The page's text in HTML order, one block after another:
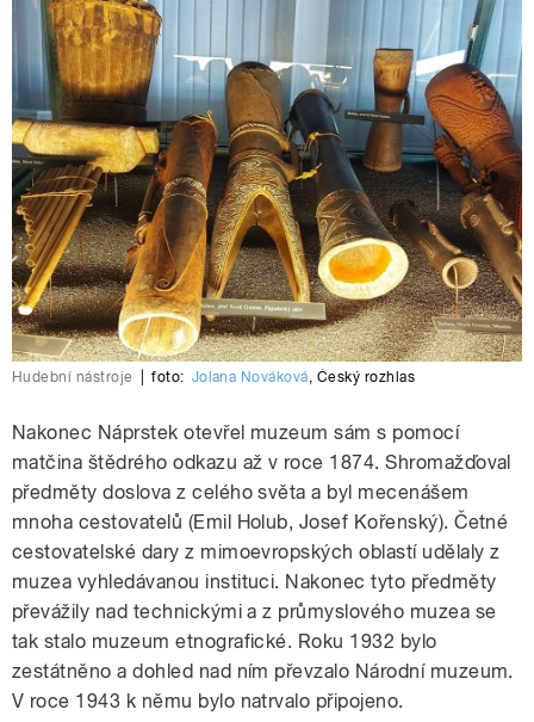
Hudební nástroje foto: Jolana Nováková, Český rozhlas
Nakonec Náprstek otevřel muzeum sám s pomocí
matčina štědrého odkazu až v roce 1874. Shromažďoval
předměty doslova z celého světa a byl mecenášem
mnoha cestovatelů (Emil Holub, Josef Kořenský). Četné
cestovatelské dary z mimoevropských oblastí udělaly z
muzea vyhledávanou instituci. Nakonec tyto předměty
převážily nad technickými a z průmyslového muzea se
tak stalo muzeum etnografické. Roku 1932 bylo
zestátněno a dohled nad ním převzalo Národní muzeum.
V roce 1943 k němu bylo natrvalo připojeno.